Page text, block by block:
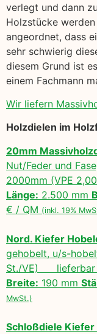
verlegt und dann
Holzstücke
angeordnet, dass
sehr schwierig
diesem Grund ist
einem Fachmann
Wir liefern
Holzdielen im
20mm
Nut/Feder und
2000mm (VPE
Länge: 2.500 mm
€ / QM (inkl. 19%
Nord. Kiefer
gehobelt, u/s-
St./VE) lieferbar
Breite: 190 mm
MwSt.)
Schloßdiele